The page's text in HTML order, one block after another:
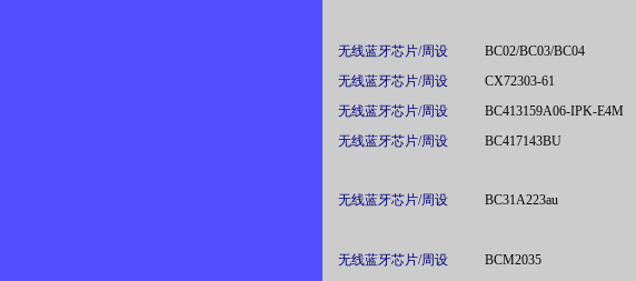
无线蓝牙芯片/周设 BC02/BC03/BC04
无线蓝牙芯片/周设
CX72303-61
无线蓝牙芯片/周设
BC413159A06-IPK-E4M
无线蓝牙芯片/周设
BC417143BU
无线蓝牙芯片/周设 BC31A223au
无线蓝牙芯片/周设 BCM2035